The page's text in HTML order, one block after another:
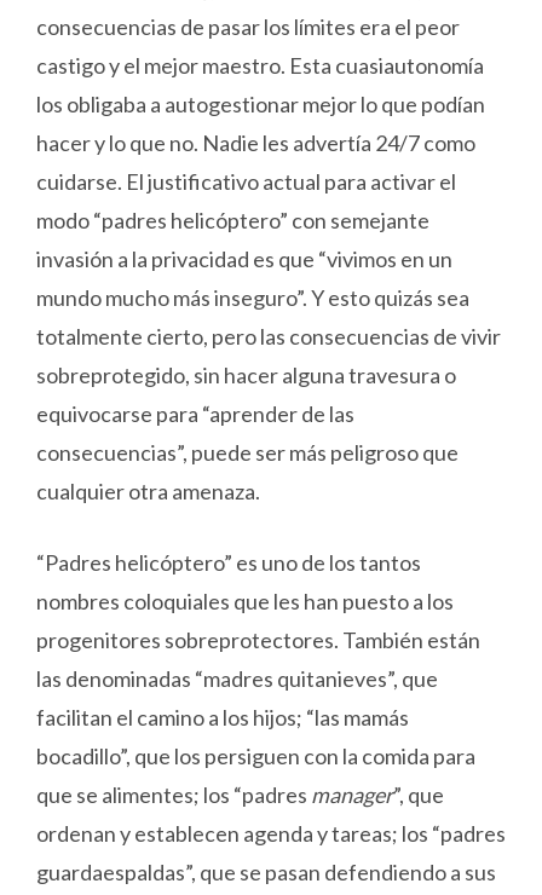
consecuencias de pasar los límites era el peor
castigo y el mejor maestro. Esta cuasiautonomía
los obligaba a autogestionar mejor lo que podían
hacer y lo que no. Nadie les advertía 24/7 como
cuidarse. El justificativo actual para activar el
modo “padres helicóptero” con semejante
invasión a la privacidad es que “vivimos en un
mundo mucho más inseguro”. Y esto quizás sea
totalmente cierto, pero las consecuencias de vivir
sobreprotegido, sin hacer alguna travesura o
equivocarse para “aprender de las
consecuencias”, puede ser más peligroso que
cualquier otra amenaza.
“Padres helicóptero” es uno de los tantos
nombres coloquiales que les han puesto a los
progenitores sobreprotectores. También están
las denominadas “madres quitanieves”, que
facilitan el camino a los hijos; “las mamás
bocadillo”, que los persiguen con la comida para
que se alimentes; los “padres manager”, que
ordenan y establecen agenda y tareas; los “padres
guardaespaldas”, que se pasan defendiendo a sus